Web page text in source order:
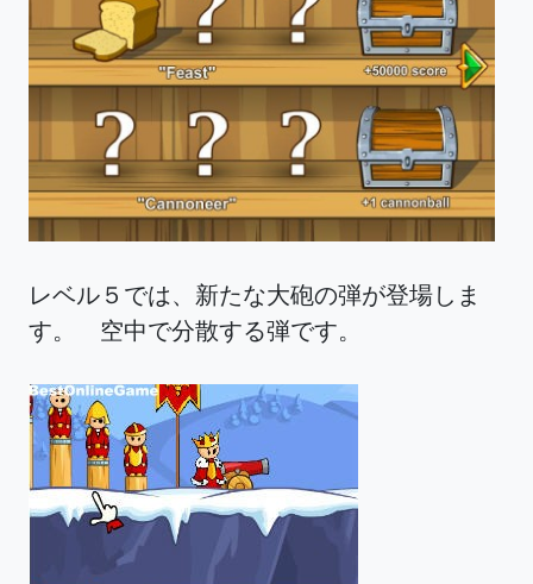
レベル５では、新たな大砲の弾が登場しま
す。 空中で分散する弾です。